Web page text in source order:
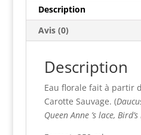
lace,
bird’s
nest
Description
Avis (0)
Description
Eau florale fait à partir
Carotte Sauvage. (
Queen Anne ’s lace,